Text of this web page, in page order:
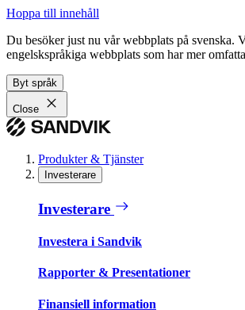
Hoppa till innehåll
Du besöker just nu vår webbplats på svenska.
engelskspråkiga webbplats som har mer
Byt språk
Close
Produkter & Tjänster
Investerare
Investerare
Investera i Sandvik
Rapporter & Presentationer
Finansiell information